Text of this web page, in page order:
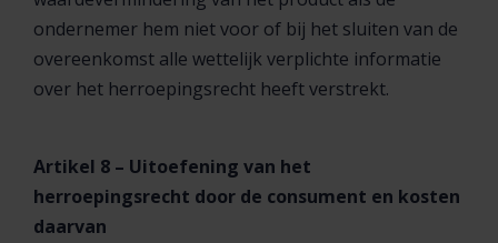
ondernemer hem niet voor of bij het sluiten van de
overeenkomst alle wettelijk verplichte informatie
over het herroepingsrecht heeft verstrekt.
Artikel 8 – Uitoefening van het
herroepingsrecht door de consument en kosten
daarvan